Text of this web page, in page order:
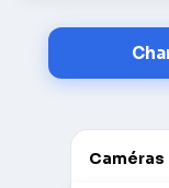
Caméras